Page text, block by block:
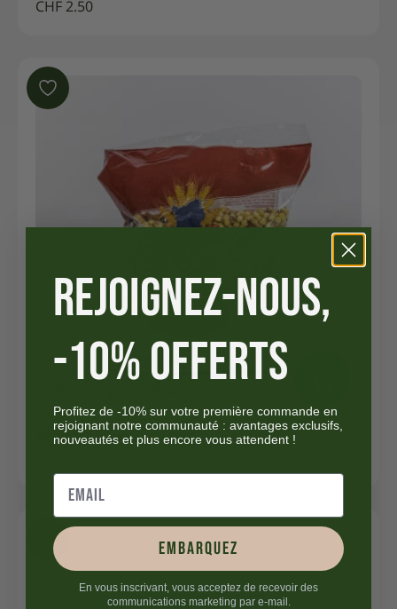
CHF 2.50
Fregola Sarda – 500g
PROMO !
REJOIGNEZ-NOUS,
-10% OFFERTS
Profitez de -10% sur votre première commande en
rejoignant notre communauté : avantages exclusifs,
nouveautés et plus encore vous attendent !
embarquez
En vous inscrivant, vous acceptez de recevoir des
communications marketing par e-mail.